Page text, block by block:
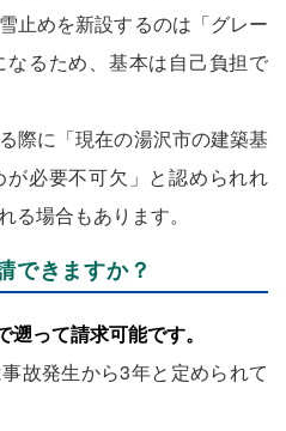
止めを新設するのは「グレー
なるため、基本は自己負担で
際に「現在の湯沢市の建築基
必要不可欠」と認められれ
る場合もあります。
できますか？
って請求可能です。
故発生から3年と定められて